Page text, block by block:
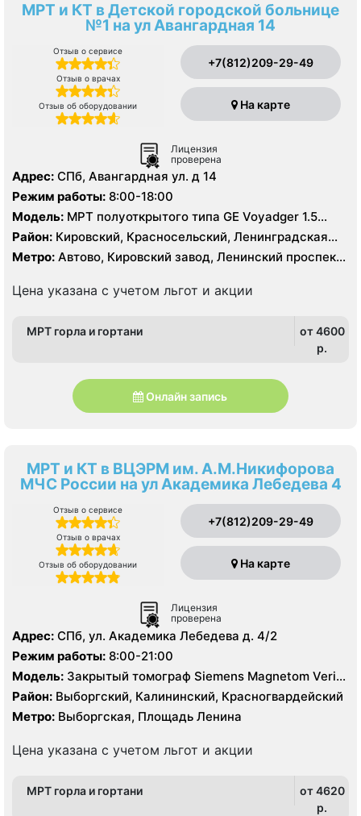
МРТ и КТ в Детской городской больнице
№1 на ул Авангардная 14
Отзыв о сервисе
Отзыв о врачах
Отзыв об оборудовании
+7(812)209-29-49
На карте
Лицензия
проверена
Адрес: СПб, Авангардная ул. д 14
Режим работы: 8:00-18:00
Модель: МРТ полуоткрытого типа GЕ Voyadger 1.5
Тесла, КТ Siemens Somatom Difinition AS 64 - 64 среза,
Район: Кировский, Красносельский, Ленинградская
область, Петродворцовый
Метро: Автово, Кировский завод, Ленинский проспект,
Цена указана с учетом льгот и акции
МРТ горла и гортани
от 4600
p.
Онлайн запись
МРТ и КТ в ВЦЭРМ им. А.М.Никифорова
МЧС России на ул Академика Лебедева 4
Отзыв о сервисе
Отзыв о врачах
Отзыв об оборудовании
+7(812)209-29-49
На карте
Лицензия
проверена
Адрес: СПб, ул. Академика Лебедева д. 4/2
Режим работы: 8:00-21:00
Модель: Закрытый томограф Siemens Magnetom Verio
3.0 Тесла, КТ Siemens Somatom Definition 64 среза
Район: Выборгский, Калининский, Красногвардейский
Метро: Выборгская, Площадь Ленина
Цена указана с учетом льгот и акции
МРТ горла и гортани
от 4620
p.